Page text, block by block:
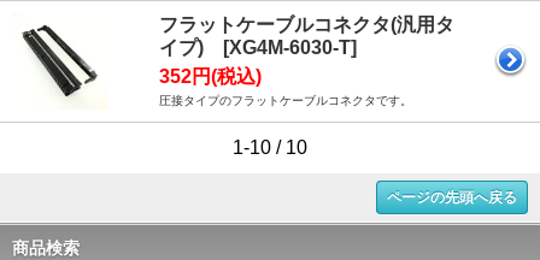
フラットケーブルコネクタ(汎用タ
イプ) [XG4M-6030-T]
352円(税込)
圧接タイプのフラットケーブルコネクタです。
1-10 / 10
ページの先頭へ戻る
商品検索